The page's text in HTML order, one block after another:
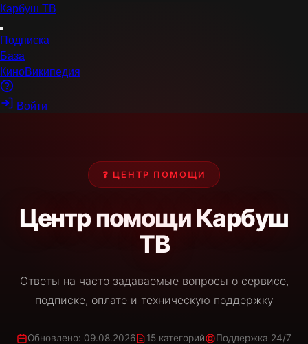
Карбуш ТВ
Подписка
База
КиноВикипедия
Войти
❓ ЦЕНТР ПОМОЩИ
Центр помощи Карбуш
ТВ
Ответы на часто задаваемые вопросы о сервисе,
подписке, оплате и техническую поддержку
Обновлено: 09.08.2026 15 категорий Поддержка 24/7